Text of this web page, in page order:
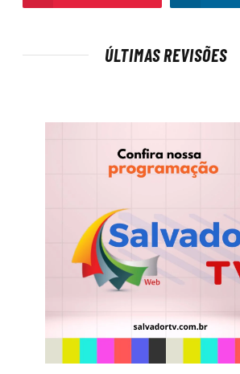
ÚLTIMAS REVISÕES